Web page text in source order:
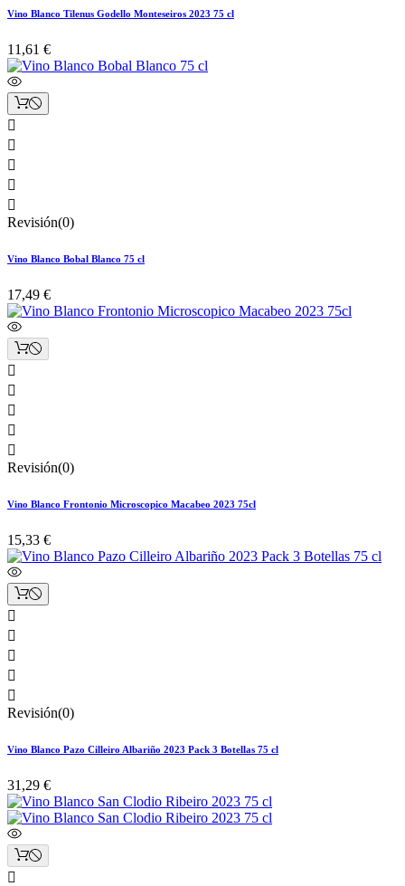
Vino Blanco Tilenus Godello Monteseiros 2023 75 cl
11,61 €





Revisión(0)
Vino Blanco Bobal Blanco 75 cl
17,49 €





Revisión(0)
Vino Blanco Frontonio Microscopico Macabeo 2023 75cl
15,33 €





Revisión(0)
Vino Blanco Pazo Cilleiro Albariño 2023 Pack 3 Botellas 75 cl
31,29 €
